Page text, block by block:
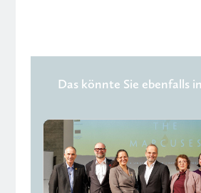
Das könnte Sie ebenfalls